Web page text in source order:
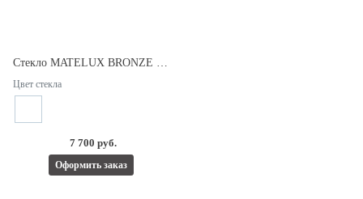
Стекло MATELUX BRONZE 4мм.
Цвет стекла
7 700 руб.
Оформить заказ